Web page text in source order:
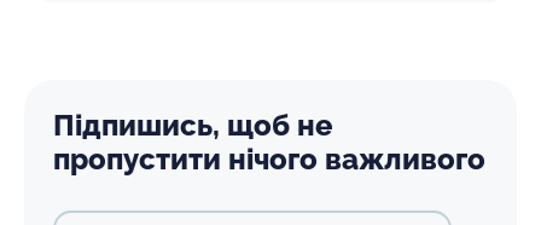
Підпишись, щоб не
пропустити нічого важливого